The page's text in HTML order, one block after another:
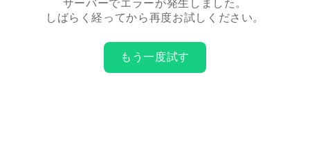
サーバーでエラーが発生しました。
しばらく経ってから再度お試しください。
もう一度試す